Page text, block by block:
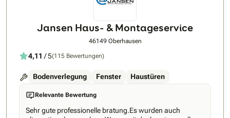
Jansen Haus- & Montageservice
46149 Oberhausen
4,11 / 5(115 Bewertungen)
Bodenverlegung Fenster Haustüren
Relevante Bewertung
Sehr gute professionelle bratung.Es wurden auch